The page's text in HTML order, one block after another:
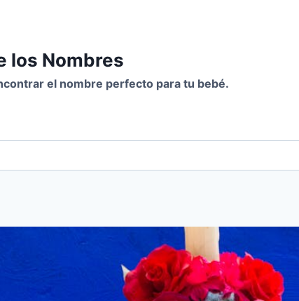
los Nombres
el nombre perfecto para tu bebé.